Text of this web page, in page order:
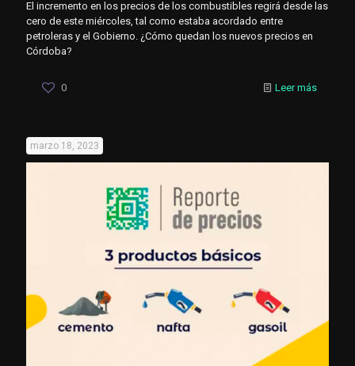
El incremento en los precios de los combustibles regirá desde las
cero de este miércoles, tal como estaba acordado entre
petroleras y el Gobierno. ¿Cómo quedan los nuevos precios en
Córdoba?
0 Leer más
marzo 18, 2023